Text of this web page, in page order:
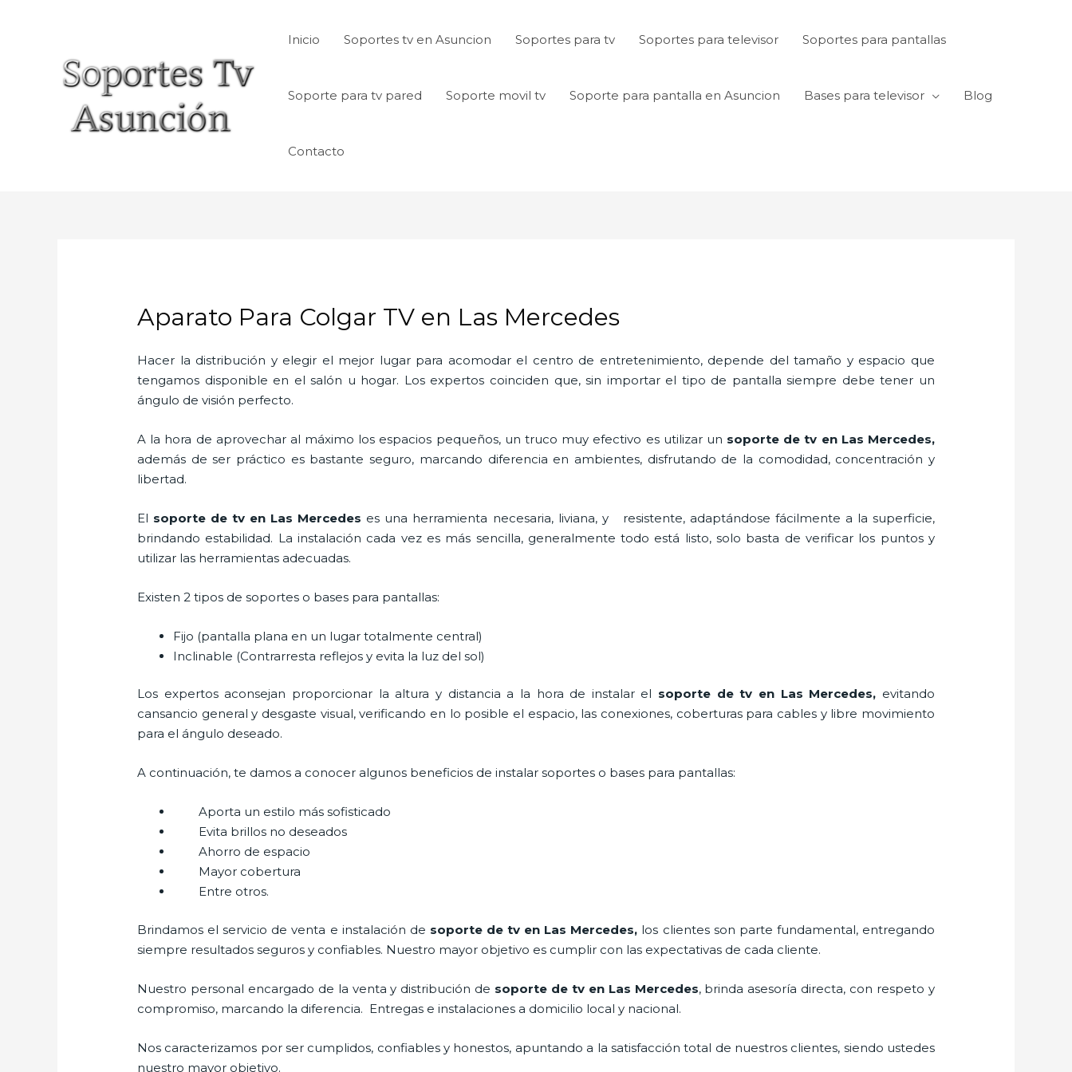
Inicio Soportes tv en Asuncion Soportes para tv Soportes para televisor Soportes para pantallas
Soporte para tv pared Soporte movil tv Soporte para pantalla en Asuncion Bases para televisor Blog
Contacto
Aparato Para Colgar TV en Las Mercedes
Hacer la distribución y elegir el mejor lugar para acomodar el centro de entretenimiento, depende del tamaño y espacio que
tengamos disponible en el salón u hogar. Los expertos coinciden que, sin importar el tipo de pantalla siempre debe tener un
ángulo de visión perfecto.
A la hora de aprovechar al máximo los espacios pequeños, un truco muy efectivo es utilizar un soporte de tv en Las Mercedes,
además de ser práctico es bastante seguro, marcando diferencia en ambientes, disfrutando de la comodidad, concentración y
libertad.
El soporte de tv en Las Mercedes es una herramienta necesaria, liviana, y resistente, adaptándose fácilmente a la superficie,
brindando estabilidad. La instalación cada vez es más sencilla, generalmente todo está listo, solo basta de verificar los puntos y
utilizar las herramientas adecuadas.
Existen 2 tipos de soportes o bases para pantallas:
Fijo (pantalla plana en un lugar totalmente central)
Inclinable (Contrarresta reflejos y evita la luz del sol)
Los expertos aconsejan proporcionar la altura y distancia a la hora de instalar el soporte de tv en Las Mercedes, evitando
cansancio general y desgaste visual, verificando en lo posible el espacio, las conexiones, coberturas para cables y libre movimiento
para el ángulo deseado.
A continuación, te damos a conocer algunos beneficios de instalar soportes o bases para pantallas:
Aporta un estilo más sofisticado
Evita brillos no deseados
Ahorro de espacio
Mayor cobertura
Entre otros.
Brindamos el servicio de venta e instalación de soporte de tv en Las Mercedes, los clientes son parte fundamental, entregando
siempre resultados seguros y confiables. Nuestro mayor objetivo es cumplir con las expectativas de cada cliente.
Nuestro personal encargado de la venta y distribución de soporte de tv en Las Mercedes, brinda asesoría directa, con respeto y
compromiso, marcando la diferencia. Entregas e instalaciones a domicilio local y nacional.
Nos caracterizamos por ser cumplidos, confiables y honestos, apuntando a la satisfacción total de nuestros clientes, siendo ustedes
nuestro mayor objetivo.